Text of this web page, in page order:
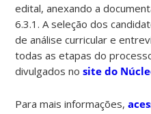
edital, anexando a
6.3.1. A seleção dos
de análise curricular e
todas as etapas do
divulgados nosite do
Para mais informações,